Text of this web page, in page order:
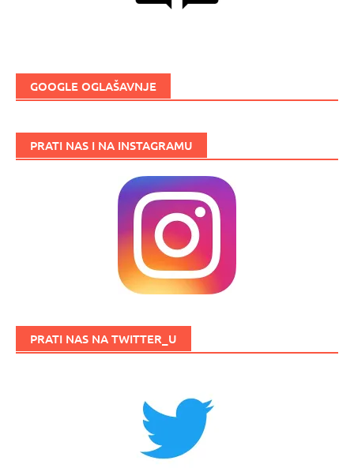
GOOGLE OGLAŠAVNJE
PRATI NAS I NA INSTAGRAMU
PRATI NAS NA TWITTER_U